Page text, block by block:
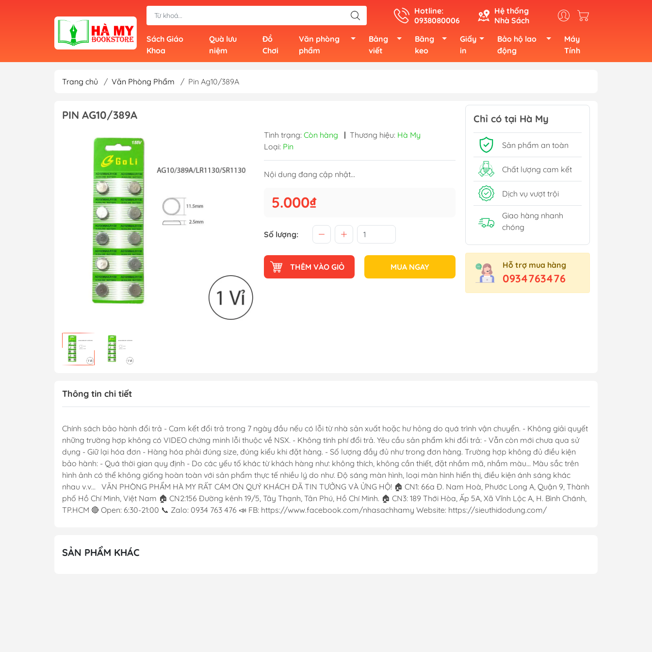
Hotline:
0938080006
Hệ thống
Nhà Sách
Sách Giáo
Khoa
Quà lưu
niệm
Đồ
Chơi
Văn phòng
phẩm
Bảng
viết
Băng
keo
Giấy
in
Bảo hộ lao
động
Máy
Tính
Trang chủ / Văn Phòng Phẩm / Pin Ag10/389A
PIN AG10/389A
Tình trạng: Còn hàng | Thương hiệu: Hà My
Loại: Pin
Nội dung đang cập nhật...
5.000₫
Số lượng:
THÊM VÀO GIỎ MUA NGAY
Chỉ có tại Hà My
Sản phẩm an toàn
Chất lượng cam kết
Dịch vụ vượt trội
Giao hàng nhanh
chóng
Hỗ trợ mua hàng
0934763476
Thông tin chi tiết
Chính sách bảo hành đổi trả - Cam kết đổi trả trong 7 ngày đầu nếu có lỗi từ nhà sản xuất hoặc hư hỏng do quá trình vận chuyển. - Không giải quyết
những trường hợp không có VIDEO chứng minh lỗi thuộc về NSX. - Không tính phí đổi trả. Yêu cầu sản phẩm khi đổi trả: - Vẫn còn mới chưa qua sử
dụng - Giữ lại hóa đơn - Hàng hóa phải đúng size, đúng kiểu khi đặt hàng. - Số lượng đầy đủ như trong đơn hàng. Trường hợp không đủ điều kiện
bảo hành: - Quá thời gian quy định - Do các yếu tố khác từ khách hàng như: không thích, không cần thiết, đặt nhầm mã, nhầm màu... Màu sắc trên
hình ảnh có thể không giống hoàn toàn với sản phẩm thực tế nhiều lý do như. Độ sáng màn hình, loại màn hình hiển thị, điều kiện ánh sáng khác
nhau v.v... VĂN PHÒNG PHẨM HÀ MY RẤT CÁM ƠN QUÝ KHÁCH ĐÃ TIN TƯỞNG VÀ ỬNG HỘ! 🏠 CN1: 66a Đ. Nam Hoà, Phước Long A, Quận 9, Thành
phố Hồ Chí Minh, Việt Nam 🏠 CN2:156 Đường kênh 19/5, Tây Thạnh, Tân Phú, Hồ Chí Minh. 🏠 CN3: 189 Thới Hòa, Ấp 5A, Xã Vĩnh Lộc A, H. Bình Chánh,
TP.HCM 🔴 Open: 6:30-21:00 📞 Zalo: 0934 763 476 📣 FB: https://www.facebook.com/nhasachhamy Website: https://sieuthidodung.com/
SẢN PHẨM KHÁC